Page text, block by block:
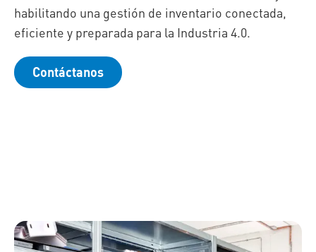
habilitando una gestión de inventario conectada,
eficiente y preparada para la Industria 4.0.
Contáctanos